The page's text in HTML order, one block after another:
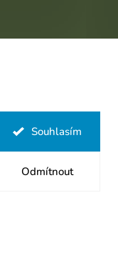
Odmítnout
Souhlasím